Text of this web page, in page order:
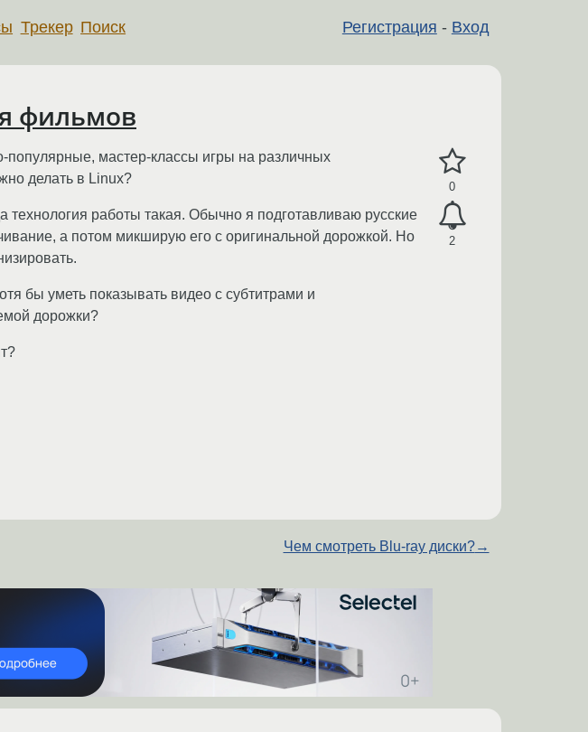
Регистрация - Вход
Трекер Поиск
фильмов
0
2
мастер-классы игры на различных
делать в Linux?
работы такая. Обычно я подготавливаю русские
а потом микширую его с оригинальной дорожкой. Но
бы уметь показывать видео с субтитрами и
дорожки?
Чем смотреть Blu-ray диски?→